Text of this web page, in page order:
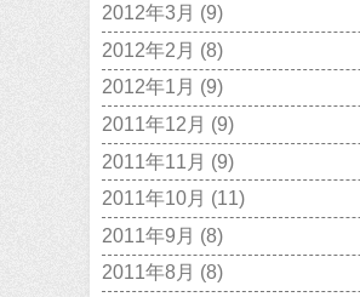
2012年3月 (9)
2012年2月 (8)
2012年1月 (9)
2011年12月 (9)
2011年11月 (9)
2011年10月 (11)
2011年9月 (8)
2011年8月 (8)